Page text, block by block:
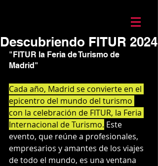
Descubriendo FITUR 2024
"FITUR la Feria de Turismo de
Madrid"
Cada año, Madrid se convierte en el
epicentro del mundo del turismo
con la celebración de FITUR, la Feria
Internacional de Turismo. Este
evento, que reúne a profesionales,
empresarios y amantes de los viajes
de todo el mundo, es una ventana